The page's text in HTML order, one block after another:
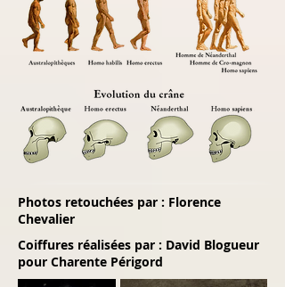
Photos retouchées par : Florence
Chevalier
Coiffures réalisées par : David Blogueur
pour Charente Périgord